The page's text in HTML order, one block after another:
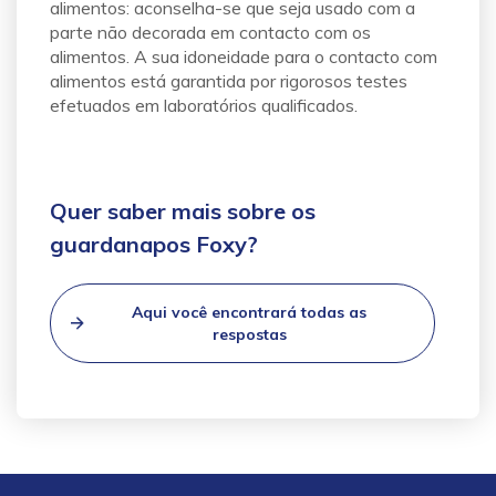
alimentos: aconselha-se que seja usado com a
parte não decorada em contacto com os
alimentos. A sua idoneidade para o contacto com
alimentos está garantida por rigorosos testes
efetuados em laboratórios qualificados.
Quer saber mais sobre os
guardanapos Foxy?
Aqui você encontrará todas as
respostas